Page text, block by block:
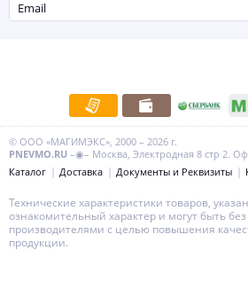
© ООО «МАГИМЭКС», 2000 – 2026 г.
PNEVMO.RU –◉– Москва, Электродная 8 стр 2.
Каталог
Доставка Документы и Реквизиты
Технические характеристики товаров,
ознакомительный характер и могут быть
производителями с целью повышения
продукции.